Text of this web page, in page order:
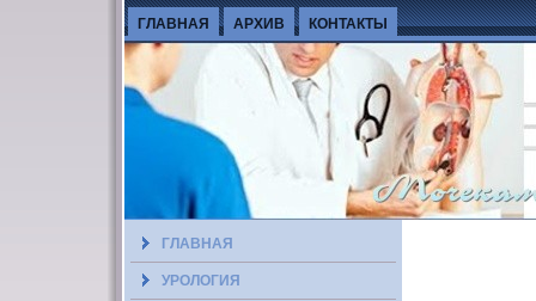
ГЛАВНАЯ АРХИВ КОНТАКТЫ
ГЛАВНАЯ
УРОЛОГИЯ